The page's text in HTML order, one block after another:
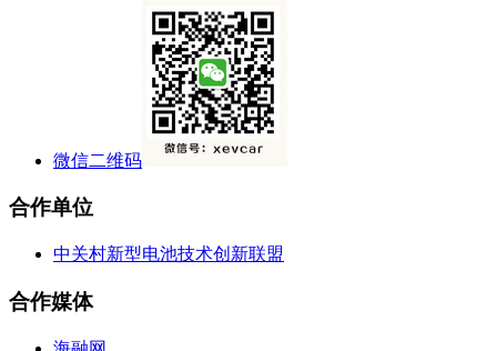
微信二维码
合作单位
中关村新型电池技术创新联盟
合作媒体